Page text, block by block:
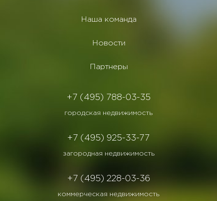
Наша команда
Новости
Партнеры
+7 (495) 788-03-35
городская недвижимость
+7 (495) 925-33-77
загородная недвижимость
+7 (495) 228-03-36
коммерческая недвижимость